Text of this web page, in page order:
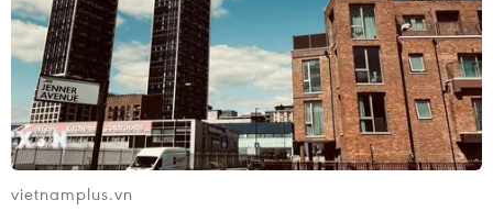
xây nhà mới sau bão Yagi
Sau bão Yagi, chợ hải sản Quảng Ninh
“hồi sinh” kịp thời phục vụ Tết 2025
Sau bão Yagi, chợ hải sản Quảng Ninh
“hồi sinh” kịp thời phục vụ Tết 2025
Cao Bằng: Nụ cười đã trở lại với những người
vietnamplus.vn